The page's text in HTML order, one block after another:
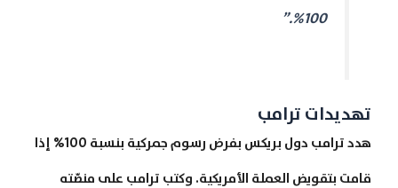
100%.”
تهديدات ترامب
هدد ترامب دول بريكس بفرض رسوم جمركية بنسبة 100% إذا
قامت بتقويض العملة الأمريكية. وكتب ترامب على منصّته